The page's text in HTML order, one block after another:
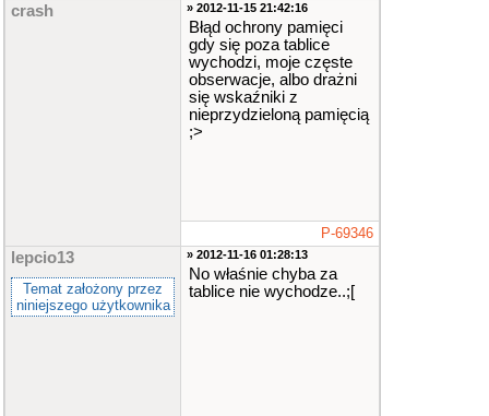
crash » 2012-11-15 21:42:16
Błąd ochrony pamięci
gdy się poza tablice
wychodzi, moje częste
obserwacje, albo drażni
się wskaźniki z
nieprzydzieloną pamięcią
;>
P-69346
lepcio13
Temat założony przez
niniejszego użytkownika
» 2012-11-16 01:28:13
No właśnie chyba za
tablice nie wychodze..;[